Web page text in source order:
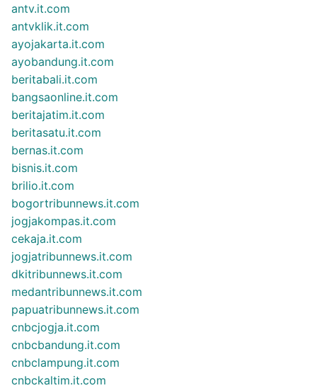
antv.it.com
antvklik.it.com
ayojakarta.it.com
ayobandung.it.com
beritabali.it.com
bangsaonline.it.com
beritajatim.it.com
beritasatu.it.com
bernas.it.com
bisnis.it.com
brilio.it.com
bogortribunnews.it.com
jogjakompas.it.com
cekaja.it.com
jogjatribunnews.it.com
dkitribunnews.it.com
medantribunnews.it.com
papuatribunnews.it.com
cnbcjogja.it.com
cnbcbandung.it.com
cnbclampung.it.com
cnbckaltim.it.com